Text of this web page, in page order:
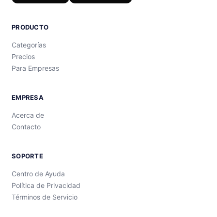
PRODUCTO
Categorías
Precios
Para Empresas
EMPRESA
Acerca de
Contacto
SOPORTE
Centro de Ayuda
Política de Privacidad
Términos de Servicio